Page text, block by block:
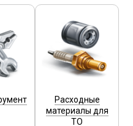
Расходные
материалы для
ТО